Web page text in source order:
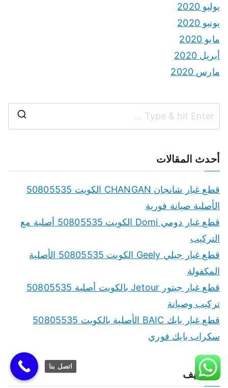
يوليو 2020
يونيو 2020
مايو 2020
أبريل 2020
مارس 2020
r
أحدث المقالات
قطع غيار شانجان CHANGAN الكويت 50805535
الأصلية صيانة فورية
قطع غيار دومي Domi الكويت 50805535 أصلية مع
التركيب
قطع غيار جيلي Geely الكويت 50805535 الأصلية
المكفولة
قطع غيار جيتور Jetour بالكويت أصلية 50805535
تركيب وصيانة
قطع غيار بايك BAIC الأصلية بالكويت 50805535
سكراب بايك فوري
الأرشيف
اتصل بنا